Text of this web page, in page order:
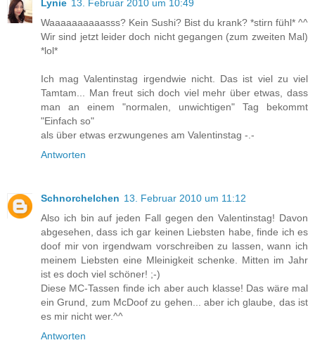
Lynie 13. Februar 2010 um 10:49
Waaaaaaaaaasss? Kein Sushi? Bist du krank? *stirn fühl* ^^
Wir sind jetzt leider doch nicht gegangen (zum zweiten Mal)
*lol*
Ich mag Valentinstag irgendwie nicht. Das ist viel zu viel
Tamtam... Man freut sich doch viel mehr über etwas, dass
man an einem "normalen, unwichtigen" Tag bekommt
"Einfach so"
als über etwas erzwungenes am Valentinstag -.-
Antworten
Schnorchelchen 13. Februar 2010 um 11:12
Also ich bin auf jeden Fall gegen den Valentinstag! Davon
abgesehen, dass ich gar keinen Liebsten habe, finde ich es
doof mir von irgendwam vorschreiben zu lassen, wann ich
meinem Liebsten eine Mleinigkeit schenke. Mitten im Jahr
ist es doch viel schöner! ;-)
Diese MC-Tassen finde ich aber auch klasse! Das wäre mal
ein Grund, zum McDoof zu gehen... aber ich glaube, das ist
es mir nicht wer.^^
Antworten